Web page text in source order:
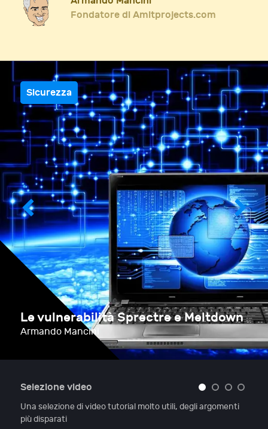
Fondatore di Amitprojects.com
Sicurezza
Le vulnerabilità Sprectre e Meltdown
Armando Mancini
Selezione video
Una selezione di video tutorial molto utili, degli argomenti
più disparati